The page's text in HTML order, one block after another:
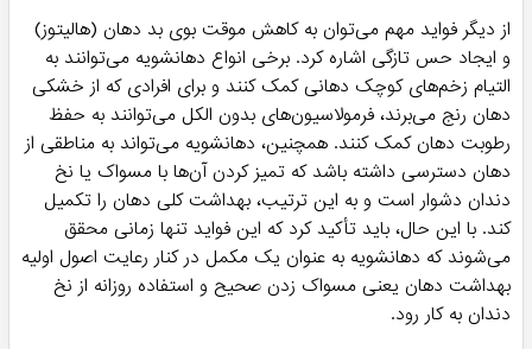
از دیگر فواید مهم می‌توان به کاهش موقت بوی بد دهان (هالیتوز)
و ایجاد حس تازگی اشاره کرد. برخی انواع دهانشویه می‌توانند به
التیام زخم‌های کوچک دهانی کمک کنند و برای افرادی که از خشکی
دهان رنج می‌برند، فرمولاسیون‌های بدون الکل می‌توانند به حفظ
رطوبت دهان کمک کنند. همچنین، دهانشویه می‌تواند به مناطقی از
دهان دسترسی داشته باشد که تمیز کردن آن‌ها با مسواک یا نخ
دندان دشوار است و به این ترتیب، بهداشت کلی دهان را تکمیل
کند. با این حال، باید تأکید کرد که این فواید تنها زمانی محقق
می‌شوند که دهانشویه به عنوان یک مکمل در کنار رعایت اصول اولیه
بهداشت دهان یعنی مسواک زدن صحیح و استفاده روزانه از نخ
دندان به کار رود.